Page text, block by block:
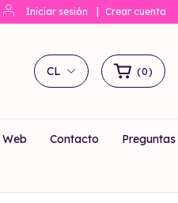
Iniciar sesión Crear cuenta
CL (0)
Contacto